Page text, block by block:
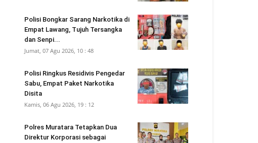
Polisi Bongkar Sarang Narkotika di
Empat Lawang, Tujuh Tersangka
dan Senpi...
Jumat, 07 Agu 2026, 10 : 48
Polisi Ringkus Residivis Pengedar
Sabu, Empat Paket Narkotika
Disita
Kamis, 06 Agu 2026, 19 : 12
Polres Muratara Tetapkan Dua
Direktur Korporasi sebagai